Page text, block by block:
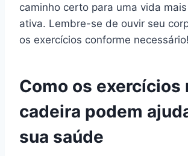
caminho certo para uma vida
ativa. Lembre-se de ouvir seu
os exercícios conforme necessário!
Como os exercícios
cadeira podem
sua saúde